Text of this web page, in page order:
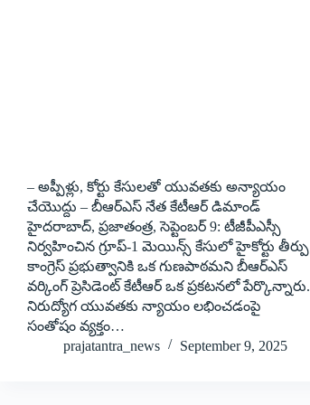
– అప్పీళ్లు, కోర్టు కేసులతో యువతకు అన్యాయం
చేయొద్దు – బీఆర్‌ఎస్‌ నేత కేటీఆర్‌ డిమాండ్‌
హైదరాబాద్‌, ప్రజాతంత్ర, సెప్టెంబర్‌ 9: టీజీపీఎస్సీ
నిర్వహించిన గ్రూప్‌-1 మెయిన్స్‌ కేసులో హైకోర్టు తీర్పు
కాంగ్రెస్‌ ప్రభుత్వానికి ఒక గుణపాఠమని బీఆర్‌ఎస్‌
వర్కింగ్‌ ప్రెసిడెంట్‌ కేటీఆర్‌ ఒక ప్రకటనలో పేర్కొన్నారు.
నిరుద్యోగ యువతకు న్యాయం లభించడంపై
సంతోషం వ్యక్తం…
prajatantra_news
September 9, 2025